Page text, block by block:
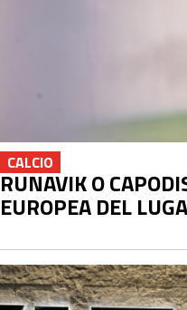
CALCIO
RUNAVIK O
EUROPEA DEL